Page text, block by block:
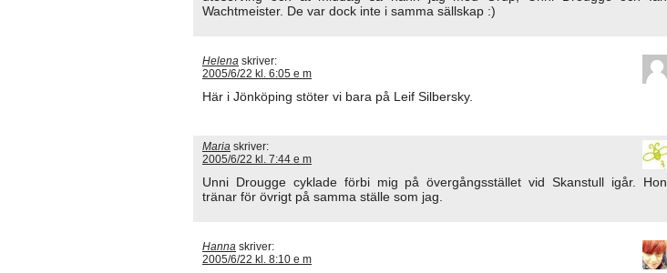
Wachtmeister. De var dock inte i samma sällskap :)
Helena skriver:
2005/6/22 kl. 6:05 e m
Här i Jönköping stöter vi bara på Leif Silbersky.
Maria skriver:
2005/6/22 kl. 7:44 e m
Unni Drougge cyklade förbi mig på övergångsstället vid Skanstull igår. Hon
tränar för övrigt på samma ställe som jag.
Hanna skriver:
2005/6/22 kl. 8:10 e m